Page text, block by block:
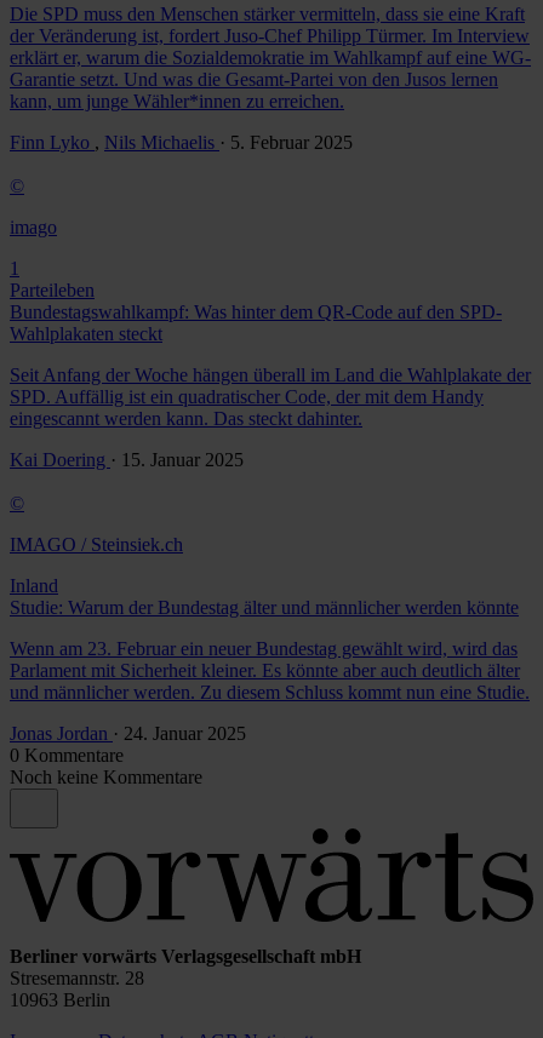
Die SPD muss den Menschen stärker vermitteln, dass sie eine Kraft
der Veränderung ist, fordert Juso-Chef Philipp Türmer. Im Interview
erklärt er, warum die Sozialdemokratie im Wahlkampf auf eine WG-
Garantie setzt. Und was die Gesamt-Partei von den Jusos lernen
kann, um junge Wähler*innen zu erreichen.
Finn Lyko , Nils Michaelis · 5. Februar 2025
©
imago
1
Parteileben
Bundestagswahlkampf: Was hinter dem QR-Code auf den SPD-
Wahlplakaten steckt
Seit Anfang der Woche hängen überall im Land die Wahlplakate der
SPD. Auffällig ist ein quadratischer Code, der mit dem Handy
eingescannt werden kann. Das steckt dahinter.
Kai Doering · 15. Januar 2025
©
IMAGO / Steinsiek.ch
Inland
Studie: Warum der Bundestag älter und männlicher werden könnte
Wenn am 23. Februar ein neuer Bundestag gewählt wird, wird das
Parlament mit Sicherheit kleiner. Es könnte aber auch deutlich älter
und männlicher werden. Zu diesem Schluss kommt nun eine Studie.
Jonas Jordan · 24. Januar 2025
0 Kommentare
Noch keine Kommentare
Berliner vorwärts Verlagsgesellschaft mbH
Stresemannstr. 28
10963 Berlin